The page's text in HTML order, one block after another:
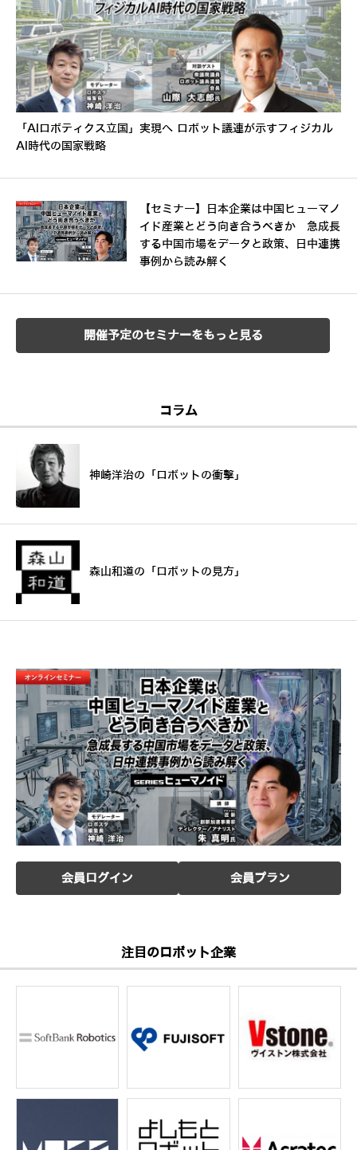
「AIロボティクス立国」実現へ ロボット議連が示すフィジカル
AI時代の国家戦略
【セミナー】日本企業は中国ヒューマノ
イド産業とどう向き合うべきか 急成長
する中国市場をデータと政策、日中連携
事例から読み解く
開催予定のセミナーをもっと見る
コラム
神崎洋治の「ロボットの衝撃」
森山和道の「ロボットの見方」
会員ログイン 会員プラン
注目のロボット企業